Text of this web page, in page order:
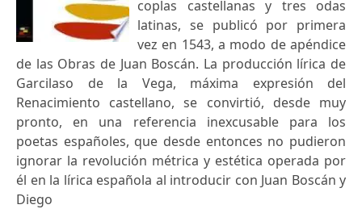
coplas castellanas y tres odas
latinas, se publicó por primera
vez en 1543, a modo de apéndice
de las Obras de Juan Boscán. La producción lírica de
Garcilaso de la Vega, máxima expresión del
Renacimiento castellano, se convirtió, desde muy
pronto, en una referencia inexcusable para los
poetas españoles, que desde entonces no pudieron
ignorar la revolución métrica y estética operada por
él en la lírica española al introducir con Juan Boscán y
Diego